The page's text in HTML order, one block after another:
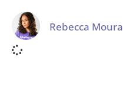
Rebecca Moura